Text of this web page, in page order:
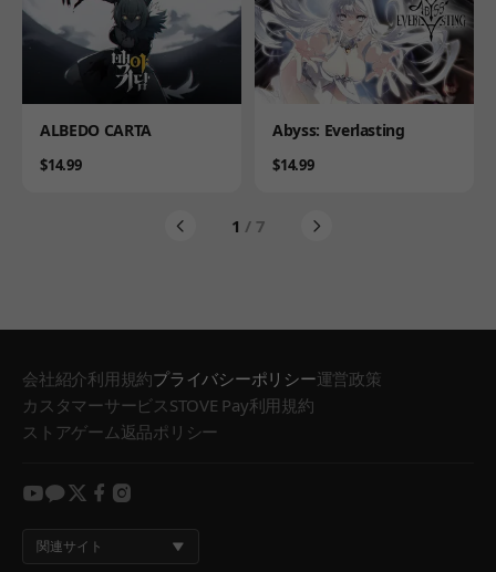
Product
ALBEDO CARTA
Price
$14.99
Product
Abyss: Everlasting
Price
$14.99
1 / 7
会社紹介利用規約プライバシーポリシー運営政策
カスタマーサービスSTOVE Pay利用規約
ストアゲーム返品ポリシー
youtube
kakao
twitter
facebook
instagram
関連サイト